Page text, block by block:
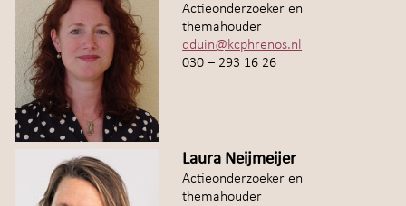
Actieonderzoeker en
themahouder
dduin@kcphrenos.nl
030 – 293 16 26
Laura Neijmeijer
Actieonderzoeker en
themahouder